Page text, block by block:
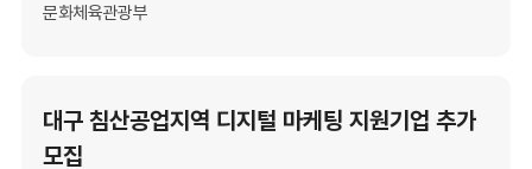
문화체육관광부
대구 침산공업지역 디지털 마케팅 지원기업 추가
모집